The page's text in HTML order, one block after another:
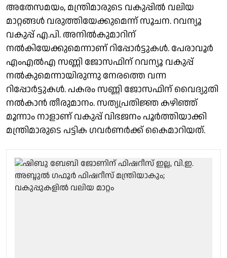
അതേസമയം, മന്ത്രിമാരുടെ വകുപ്പിൽ വലിയ
മാറ്റങ്ങൾ വരുത്തിയേക്കുമെന്ന് സൂചന. റവന്യൂ
വകുപ്പ് എ.പി. അനിൽകുമാറിന്
നൽകിയേക്കുമെന്നാണ് റിപ്പോർട്ടുകൾ. പേരാവൂർ
എംഎൽഎ സണ്ണി ജോസഫിന് റവന്യൂ വകുപ്പ്
നൽകുമെന്നായിരുന്നു നേരത്തെ വന്ന
റിപ്പോർട്ടുകൾ. പകരം സണ്ണി ജോസഫിന് വൈദ്യുതി
നൽകാൻ തീരുമാനം. സത്യപ്രതിജ്ഞ കഴിഞ്ഞ്
മൂന്നാം നാളാണ് വകുപ്പ് വിഭജനം പൂർത്തിയാക്കി
മന്ത്രിമാരുടെ പട്ടിക ഗവർണർക്ക് കൈമാറിയത്.